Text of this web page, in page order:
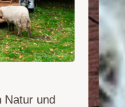
Natur und